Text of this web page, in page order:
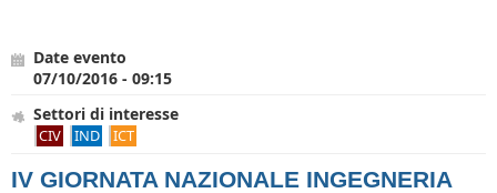
Date evento
07/10/2016 - 09:15
Settori di interesse
CIV IND ICT
IV GIORNATA NAZIONALE INGEGNERIA